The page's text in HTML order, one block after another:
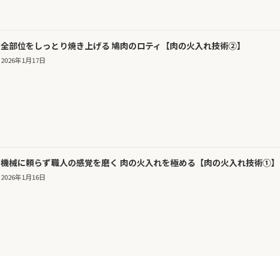
全部位をしっとり焼き上げる 鳩肉のロティ【肉の火入れ技術②】
2026年1月17日
機械に頼らず職人の感覚を磨く 肉の火入れを極める【肉の火入れ技術①】
2026年1月16日